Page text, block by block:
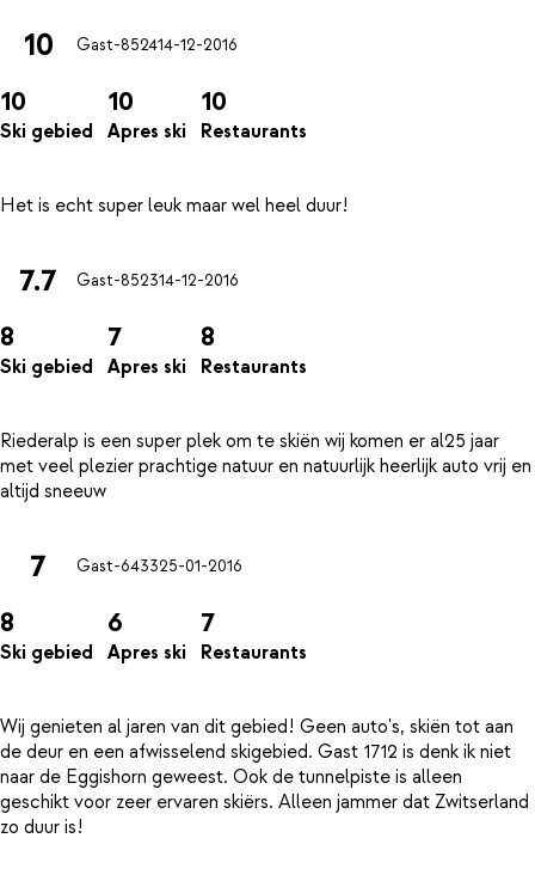
10 Gast-852414-12-2016
10
Ski gebied
10
Apres ski
10
Restaurants
7.7 Gast-852314-12-2016
8
Ski gebied
7
Apres ski
8
Restaurants
Riederalp is een super plek om te skiën wij komen er al25 jaar
met veel plezier prachtige natuur en natuurlijk heerlijk auto vrij en
7 Gast-643325-01-2016
8
Ski gebied
6
Apres ski
7
Restaurants
Wij genieten al jaren van dit gebied! Geen auto's, skiën tot aan
de deur en een afwisselend skigebied. Gast 1712 is denk ik niet
naar de Eggishorn geweest. Ook de tunnelpiste is alleen
geschikt voor zeer ervaren skiërs. Alleen jammer dat Zwitserland